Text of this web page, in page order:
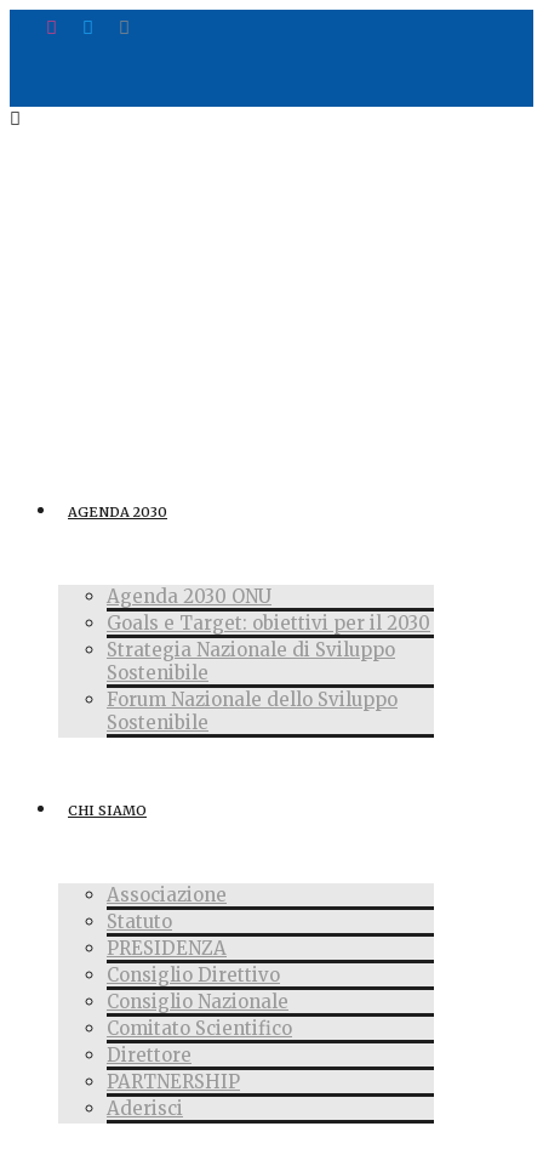
AGENDA 2030
Agenda 2030 ONU
Goals e Target: obiettivi per il 2030
Strategia Nazionale di Sviluppo
Sostenibile
Forum Nazionale dello Sviluppo
Sostenibile
CHI SIAMO
Associazione
Statuto
PRESIDENZA
Consiglio Direttivo
Consiglio Nazionale
Comitato Scientifico
Direttore
PARTNERSHIP
Aderisci